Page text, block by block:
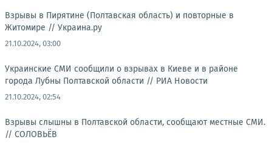
Взрывы в Пирятине (Полтавская область) и повторные в
Житомире // Украина.ру
21.10.2024, 03:00
Украинские СМИ сообщили о взрывах в Киеве и в районе
города Лубны Полтавской области // РИА Новости
21.10.2024, 02:54
Взрывы слышны в Полтавской области, сообщают местные СМИ.
// СОЛОВЬЁВ